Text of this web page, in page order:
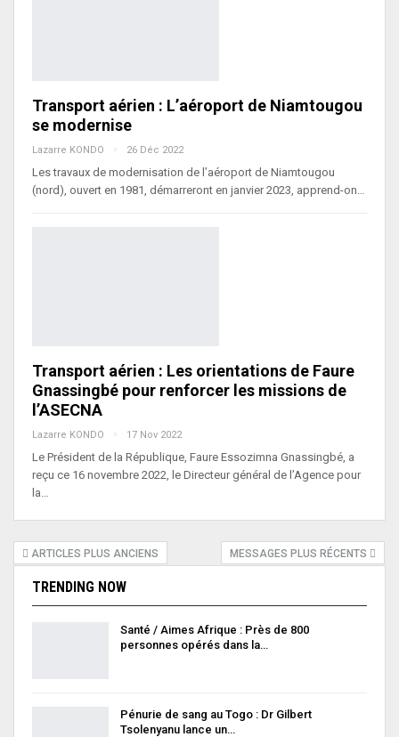
Transport aérien : L’aéroport de Niamtougou
se modernise
Lazarre KONDO 26 Déc 2022
Les travaux de modernisation de l’aéroport de Niamtougou
(nord), ouvert en 1981, démarreront en janvier 2023, apprend-on…
Transport aérien : Les orientations de Faure
Gnassingbé pour renforcer les missions de
l’ASECNA
Lazarre KONDO 17 Nov 2022
Le Président de la République, Faure Essozimna Gnassingbé, a
reçu ce 16 novembre 2022, le Directeur général de l’Agence pour
la…
ARTICLES PLUS ANCIENS MESSAGES PLUS RÉCENTS
TRENDING NOW
Santé / Aimes Afrique : Près de 800
personnes opérés dans la…
Pénurie de sang au Togo : Dr Gilbert
Tsolenyanu lance un…